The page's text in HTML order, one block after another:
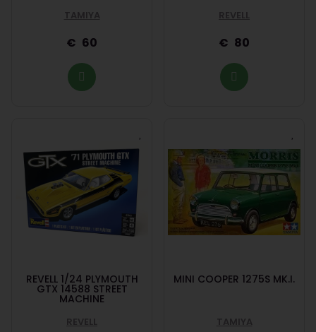
TAMIYA
60
REVELL
80
REVELL 1/24 PLYMOUTH
GTX 14588 STREET
MACHINE
REVELL
MINI COOPER 1275S MK.I.
TAMIYA